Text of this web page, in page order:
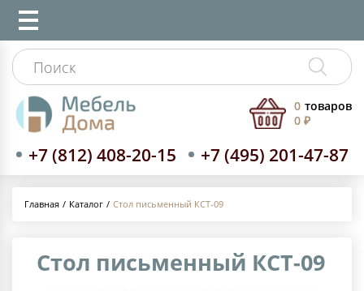
+7 (812) 408-20-15 +7 (495) 201-47-87
0 товаров
0 ₽
Главная Каталог Стол письменный КСТ-09
Стол письменный КСТ-09